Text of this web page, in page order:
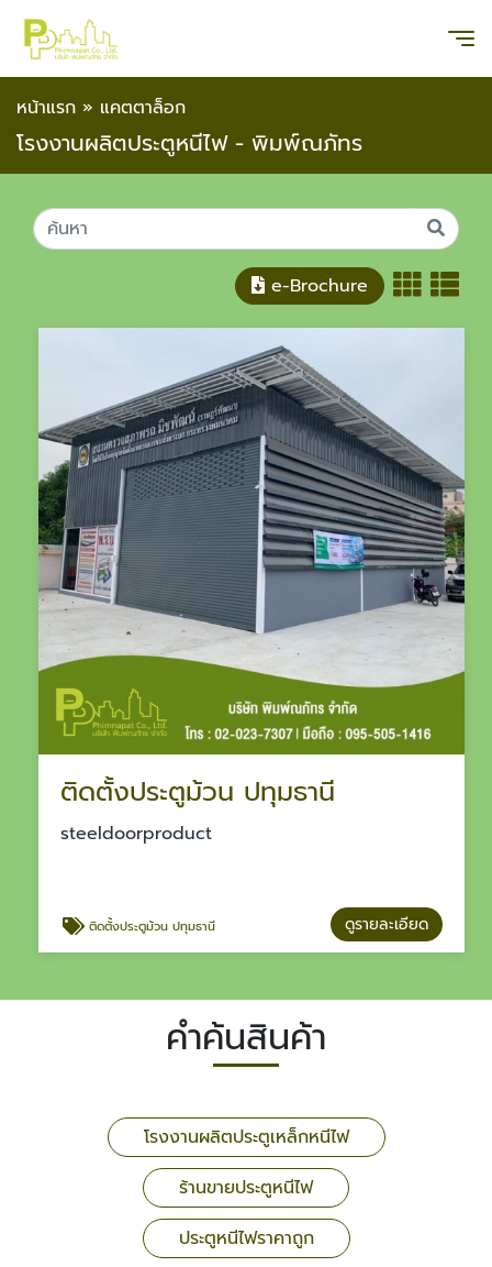
หน้าแรก » แคตตาล็อก
โรงงานผลิตประตูหนีไฟ - พิมพ์ณภัทร
e-Brochure
ติดตั้งประตูม้วน ปทุมธานี
steeldoorproduct
ติดตั้งประตูม้วน ปทุมธานี ดูรายละเอียด
คำค้นสินค้า
โรงงานผลิตประตูเหล็กหนีไฟ
ร้านขายประตูหนีไฟ
ประตูหนีไฟราคาถูก